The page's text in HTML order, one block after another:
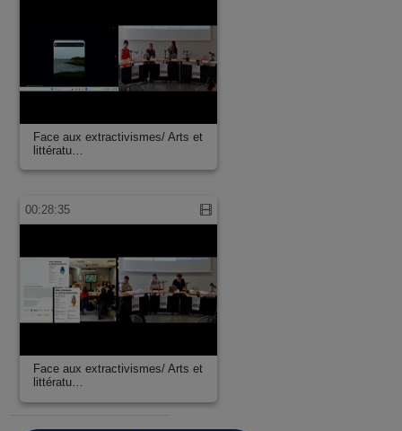
Face aux extractivismes/ Arts et
littératu…
00:28:35
Face aux extractivismes/ Arts et
littératu…